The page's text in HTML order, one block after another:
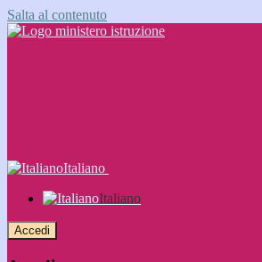
Salta al contenuto
Italiano
Italiano
Accedi